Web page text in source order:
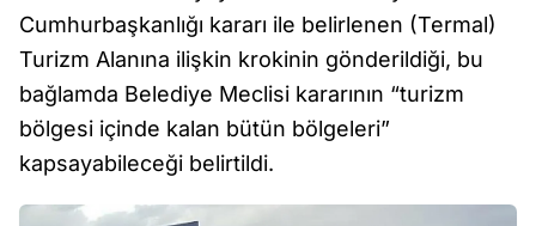
Cumhurbaşkanlığı kararı ile belirlenen (Termal)
Turizm Alanına ilişkin krokinin gönderildiği, bu
bağlamda Belediye Meclisi kararının “turizm
bölgesi içinde kalan bütün bölgeleri”
kapsayabileceği belirtildi.